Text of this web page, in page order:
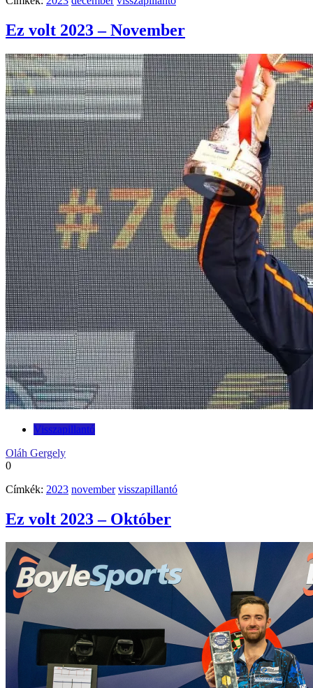
Ez volt 2023 – November
Visszapillantó
Oláh Gergely
0
Címkék: 2023 november visszapillantó
Ez volt 2023 – Október